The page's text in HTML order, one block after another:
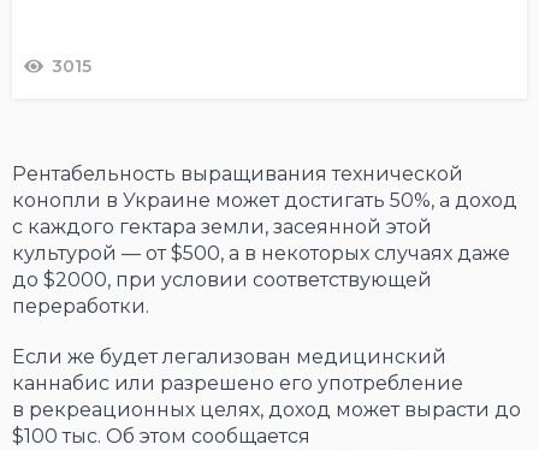
3015
Рентабельность выращивания технической
конопли в Украине может достигать 50%, а доход
с каждого гектара земли, засеянной этой
культурой — от $500, а в некоторых случаях даже
до $2000, при условии соответствующей
переработки.
Если же будет легализован медицинский
каннабис или разрешено его употребление
в рекреационных целях, доход может вырасти до
$100 тыс. Об этом сообщается